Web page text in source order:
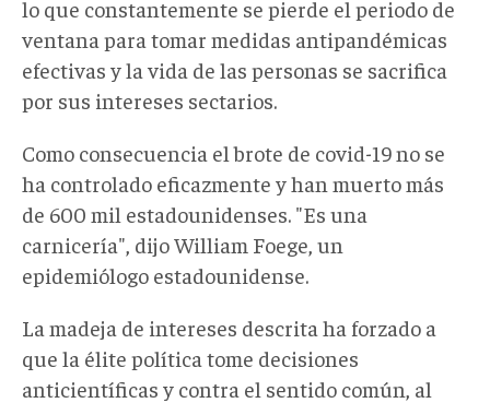
lo que constantemente se pierde el periodo de
ventana para tomar medidas antipandémicas
efectivas y la vida de las personas se sacrifica
por sus intereses sectarios.
Como consecuencia el brote de covid-19 no se
ha controlado eficazmente y han muerto más
de 600 mil estadounidenses. "Es una
carnicería", dijo William Foege, un
epidemiólogo estadounidense.
La madeja de intereses descrita ha forzado a
que la élite política tome decisiones
anticientíficas y contra el sentido común, al